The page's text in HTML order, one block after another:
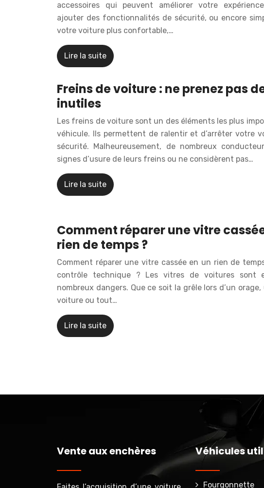
accessoires qui peuvent améliorer votre
ajouter des fonctionnalités de sécurité, ou encore
votre voiture plus confortable,…
Lire la suite
Freins de voiture : ne prenez pas
inutiles
Les freins de voiture sont un des éléments les plus
véhicule. Ils permettent de ralentir et d’arrêter votre
sécurité. Malheureusement, de nombreux
signes d’usure de leurs freins ou ne considèrent pas…
Lire la suite
Comment réparer une vitre
rien de temps ?
Comment réparer une vitre cassée en un rien de
contrôle technique ? Les vitres de voitures sont
nombreux dangers. Que ce soit la grêle lors d’un
voiture ou tout…
Lire la suite
Vente aux enchères Véhicules
Fourgonnette